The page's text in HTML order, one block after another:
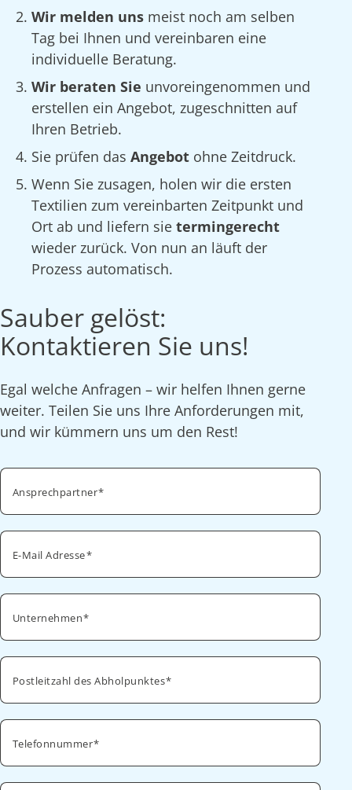
Wir melden uns meist noch am selben
Tag bei Ihnen und vereinbaren eine
individuelle Beratung.
Wir beraten Sie unvoreingenommen und
erstellen ein Angebot, zugeschnitten auf
Ihren Betrieb.
Sie prüfen das Angebot ohne Zeitdruck.
Wenn Sie zusagen, holen wir die ersten
Textilien zum vereinbarten Zeitpunkt und
Ort ab und liefern sie termingerecht
wieder zurück. Von nun an läuft der
Prozess automatisch.
Sauber gelöst:
Kontaktieren Sie uns!
Egal welche Anfragen – wir helfen Ihnen gerne
weiter. Teilen Sie uns Ihre Anforderungen mit,
und wir kümmern uns um den Rest!
Ansprechpartner
E-Mail Adresse
Unternehmen
Postleitzahl des Abholpunktes
Telefonnummer